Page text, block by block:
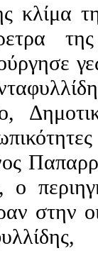
κλίμα
ο
στην